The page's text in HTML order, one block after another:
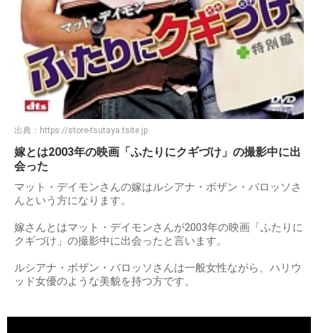
出典： https://store-tsutaya.tsite.jp
嫁とは2003年の映画「ふたりにクギづけ」の撮影中に出
会った
マット・デイモンさんの嫁はルシアナ・ボザン・バロッソさ
んという方になります。
嫁さんとはマット・デイモンさんが2003年の映画「ふたりに
クギづけ」の撮影中に出会ったと言います。
ルシアナ・ボザン・バロッソさんは一般女性ながら、ハリウ
ッド女優のような美貌を持つ方です。